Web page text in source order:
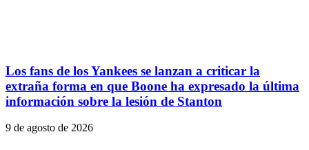
Los fans de los Yankees se lanzan a criticar la
extraña forma en que Boone ha expresado la última
información sobre la lesión de Stanton
9 de agosto de 2026